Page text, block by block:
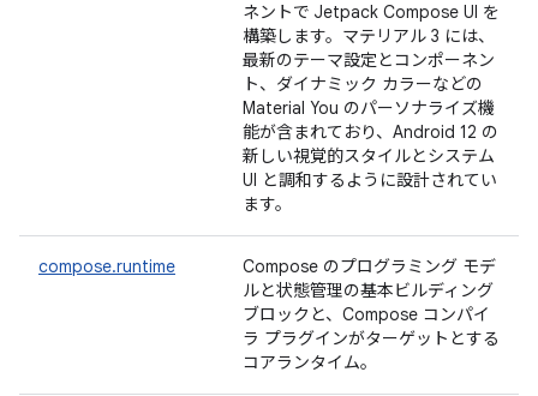
ネントで Jetpack Compose UI を
構築します。マテリアル 3 には、
最新のテーマ設定とコンポーネン
ト、ダイナミック カラーなどの
Material You のパーソナライズ機
能が含まれており、Android 12 の
新しい視覚的スタイルとシステム
UI と調和するように設計されてい
ます。
compose.runtime
Compose のプログラミング モデ
ルと状態管理の基本ビルディング
ブロックと、Compose コンパイ
ラ プラグインがターゲットとする
コアランタイム。